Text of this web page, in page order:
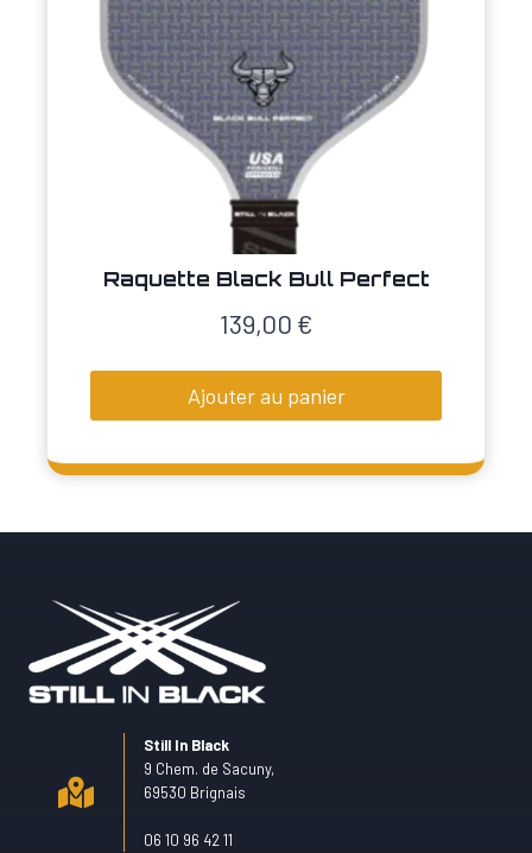
Raquette Black Bull Perfect
139,00 €
Ajouter au panier
Still In Black
9 Chem. de Sacuny,
69530 Brignais
06 10 96 42 11